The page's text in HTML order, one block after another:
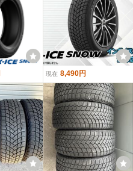
現在 8,490円